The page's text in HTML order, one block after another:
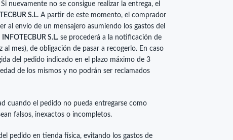
nuevamente no se consigue realizar la entrega, el
S.L. A partir de este momento, el comprador
al envío de un mensajero asumiendo los gastos del
INFOTECBUR S.L. se procederá a la notificación de
mes), de obligación de pasar a recogerlo. En caso
del pedido indicado en el plazo máximo de 3
de los mismos y no podrán ser reclamados
cuando el pedido no pueda entregarse como
falsos, inexactos o incompletos.
pedido en tienda física, evitando los gastos de